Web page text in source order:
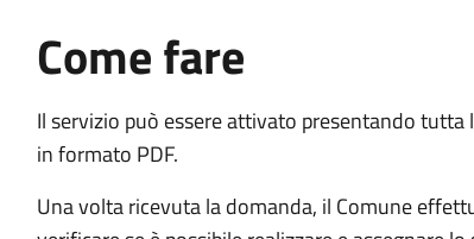
Come fare
Il servizio può essere attivato presentando
in formato PDF.
Una volta ricevuta la domanda, il Comune